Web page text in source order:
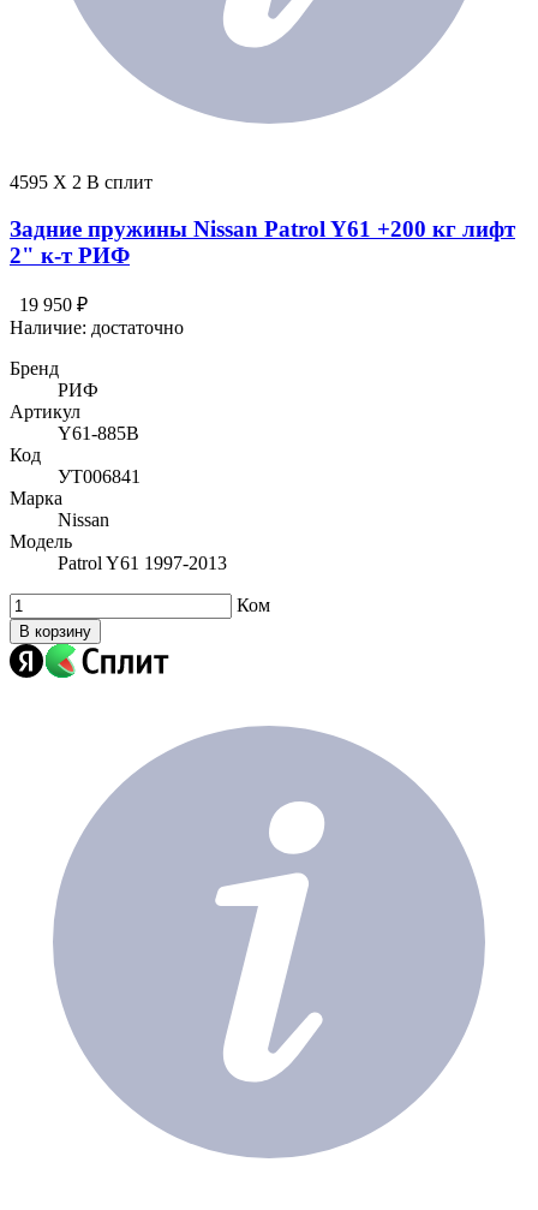
4595 X 2 В сплит
Задние пружины Nissan Patrol Y61 +200 кг лифт
2" к-т РИФ
19 950 ₽
Наличие: достаточно
Бренд
РИФ
Артикул
Y61-885B
Код
УТ006841
Марка
Nissan
Модель
Patrol Y61 1997-2013
Ком
В корзину